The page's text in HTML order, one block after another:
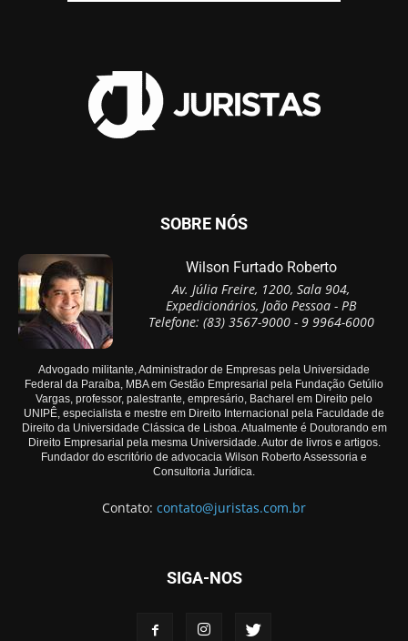
SOBRE NÓS
Wilson Furtado Roberto
Av. Júlia Freire, 1200, Sala 904,
Expedicionários, João Pessoa - PB
Telefone: (83) 3567-9000 - 9 9964-6000
Advogado militante, Administrador de Empresas pela Universidade
Federal da Paraíba, MBA em Gestão Empresarial pela Fundação Getúlio
Vargas, professor, palestrante, empresário, Bacharel em Direito pelo
UNIPÊ, especialista e mestre em Direito Internacional pela Faculdade de
Direito da Universidade Clássica de Lisboa. Atualmente é Doutorando em
Direito Empresarial pela mesma Universidade. Autor de livros e artigos.
Fundador do escritório de advocacia Wilson Roberto Assessoria e
Consultoria Jurídica.
Contato: contato@juristas.com.br
SIGA-NOS